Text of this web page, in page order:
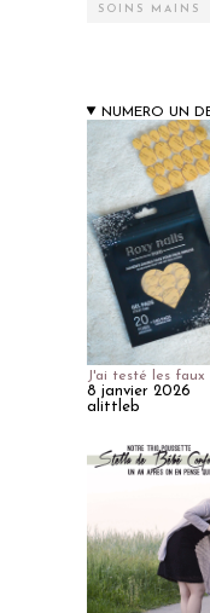
SOINS MAINS
NUMERO UN
J'ai testé les faux
8 janvier 2026
alittleb